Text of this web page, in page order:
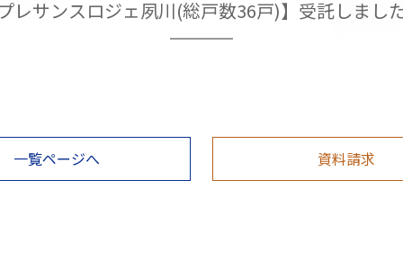
レサンスロジェ夙川(総戸数36戸)】受託しまし
一覧ページへ 資料請求